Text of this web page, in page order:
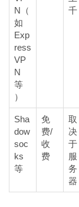
N（
如
Exp
ress
VP
N
等
）
千
Sha
dow
soc
ks
等
免
费/
收
费
取
决
于
服
务
器